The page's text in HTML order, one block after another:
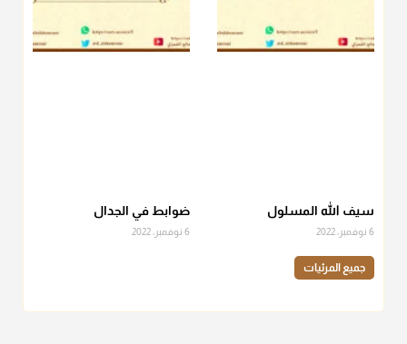
منذ 3 شهر
سيف الله المسلول
6 نوفمبر، 2022
ضوابط في الجدال
6 نوفمبر، 2022
جميع المرئيات